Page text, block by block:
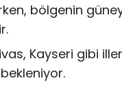
bölgenin
Kayseri gibi
bekleniyor.